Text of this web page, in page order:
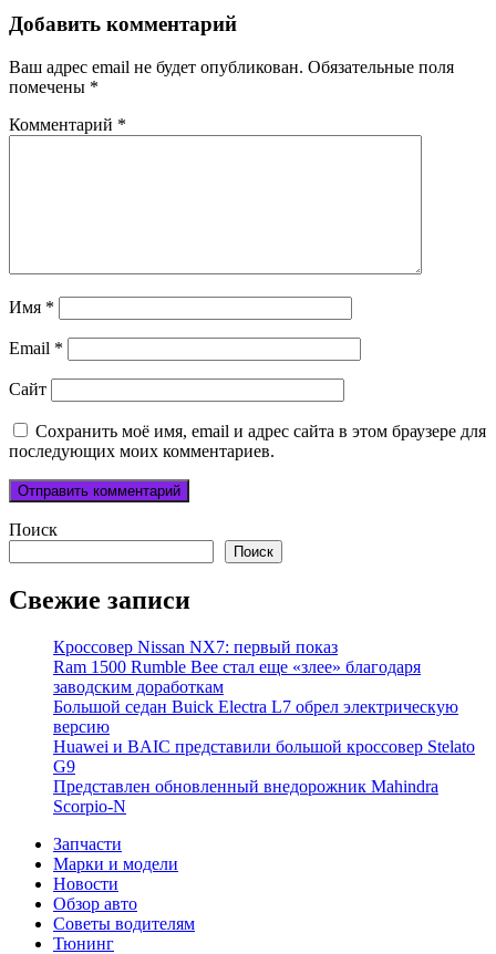
Добавить комментарий
Ваш адрес email не будет опубликован. Обязательные поля
помечены *
Комментарий *
Имя *
Email *
Сайт
Сохранить моё имя, email и адрес сайта в этом браузере для
последующих моих комментариев.
Поиск
Поиск
Свежие записи
Кроссовер Nissan NX7: первый показ
Ram 1500 Rumble Bee стал еще «злее» благодаря
заводским доработкам
Большой седан Buick Electra L7 обрел электрическую
версию
Huawei и BAIC представили большой кроссовер Stelato
G9
Представлен обновленный внедорожник Mahindra
Scorpio-N
Запчасти
Марки и модели
Новости
Обзор авто
Советы водителям
Тюнинг